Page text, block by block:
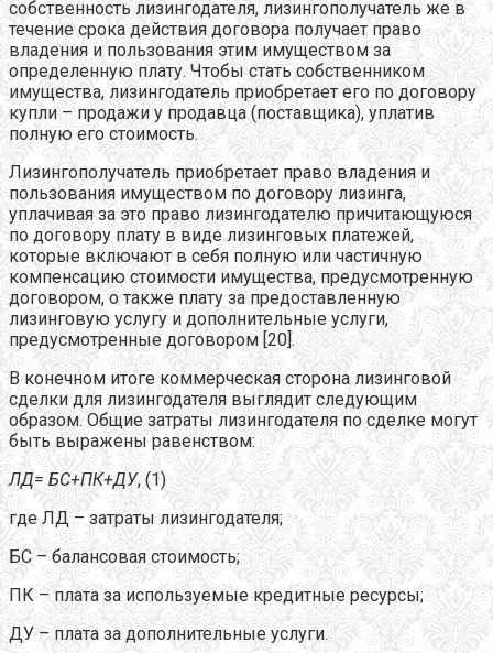
собственность лизингодателя, лизингополучатель же в
течение срока действия договора получает право
владения и пользования этим имуществом за
определенную плату. Чтобы стать собственником
имущества, лизингодатель приобретает его по договору
купли – продажи у продавца (поставщика), уплатив
полную его стоимость.
Лизингополучатель приобретает право владения и
пользования имуществом по договору лизинга,
уплачивая за это право лизингодателю причитающуюся
по договору плату в виде лизинговых платежей,
которые включают в себя полную или частичную
компенсацию стоимости имущества, предусмотренную
договором, о также плату за предоставленную
лизинговую услугу и дополнительные услуги,
предусмотренные договором [20].
В конечном итоге коммерческая сторона лизинговой
сделки для лизингодателя выглядит следующим
образом. Общие затраты лизингодателя по сделке могут
быть выражены равенством:
ЛД= БС+ПК+ДУ, (1)
где ЛД – затраты лизингодателя;
БС – балансовая стоимость;
ПК – плата за используемые кредитные ресурсы;
ДУ – плата за дополнительные услуги.